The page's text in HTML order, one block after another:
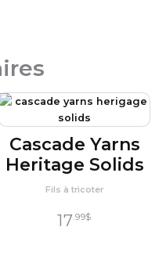
Cascade Yarns
Heritage Solids
Fils à tricoter
17.99$